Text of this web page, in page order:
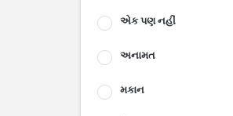
એક પણ નહીં
અનામત
મકાન